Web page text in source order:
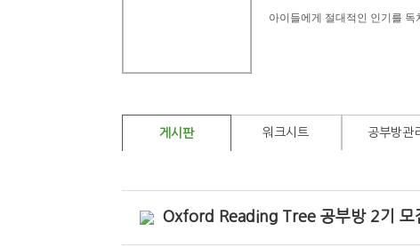
아이들에게 절대적인 인기를
게시판 워크시트 공부방관
Oxford Reading Tree 공부방 2기 모